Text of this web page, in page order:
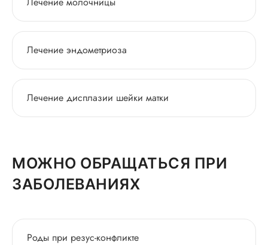
Лечение эндометриоза
Лечение дисплазии шейки матки
МОЖНО ОБРАЩАТЬСЯ ПРИ
ЗАБОЛЕВАНИЯХ
Роды при резус-конфликте